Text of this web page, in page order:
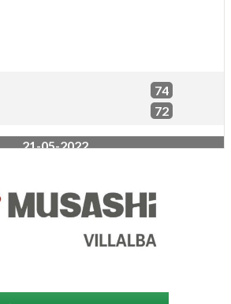
74
72
21-05-2022
por encima de